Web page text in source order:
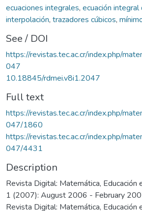
ecuaciones integrales, ecuación
interpolación, trazadores cúbicos,
See / DOI
https://revistas.tec.ac.cr/index.php/
047
10.18845/rdmei.v8i1.2047
Full text
https://revistas.tec.ac.cr/index.php/
047/1860
https://revistas.tec.ac.cr/index.php/
047/4431
Description
Revista Digital: Matemática, Educación
1 (2007): August 2006 - February
Revista Digital: Matemática, Educación